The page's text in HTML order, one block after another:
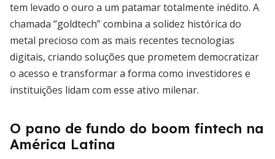
tem levado o ouro a um patamar totalmente inédito. A
chamada “goldtech” combina a solidez histórica do
metal precioso com as mais recentes tecnologias
digitais, criando soluções que prometem democratizar
o acesso e transformar a forma como investidores e
instituições lidam com esse ativo milenar.
O pano de fundo do boom fintech na
América Latina